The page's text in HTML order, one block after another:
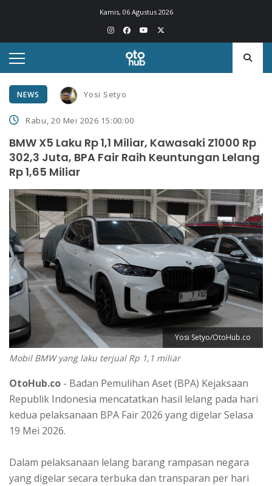
Kamis, 06 Agustus 2026
NEWS Yosi Setyo
Rabu, 20 Mei 2026 15:00:00
BMW X5 Laku Rp 1,1 Miliar, Kawasaki Z1000 Rp
302,3 Juta, BPA Fair Raih Keuntungan Lelang
Rp 1,65 Miliar
Yosi Setyo/OtoHub.co
Mobil BMW yang laku terjual Rp 1,1 miliar
OtoHub.co - Badan Pemulihan Aset (BPA) Kejaksaan
Republik Indonesia mencatatkan hasil lelang pada hari
kedua pelaksanaan BPA Fair 2026 yang digelar Selasa
19 Mei 2026.
Dalam pelaksanaan lelang barang rampasan negara
yang digelar secara terbuka dan transparan per hari